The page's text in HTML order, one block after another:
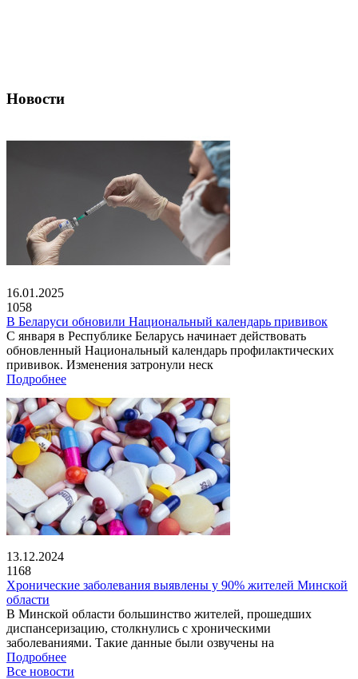
Новости
16.01.2025
1058
В Беларуси обновили Национальный календарь прививок
С января в Республике Беларусь начинает действовать
обновленный Национальный календарь профилактических
прививок. Изменения затронули неск
Подробнее
13.12.2024
1168
Хронические заболевания выявлены у 90% жителей Минской
области
В Минской области большинство жителей, прошедших
диспансеризацию, столкнулись с хроническими
заболеваниями. Такие данные были озвучены на
Подробнее
Все новости